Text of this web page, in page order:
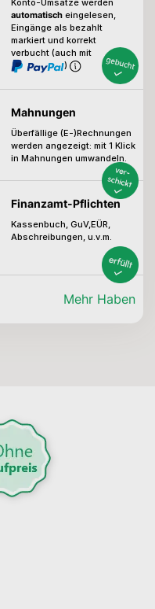
Konto-Umsätze werden
automatisch eingelesen,
Eingänge als bezahlt
markiert und korrekt
verbucht (auch mit
)
Mahnungen
Überfällige (E-)Rechnungen
werden angezeigt: mit 1 Klick
in Mahnungen umwandeln.
Finanzamt-Pflichten
Kassenbuch, GuV,EÜR,
Abschreibungen, u.v.m.
Mehr Haben